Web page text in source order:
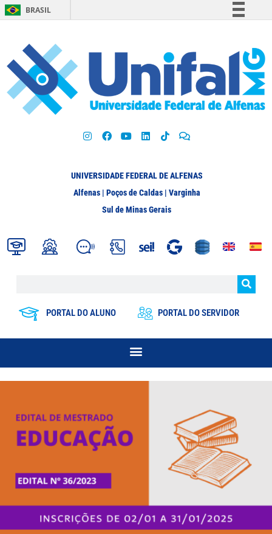
BRASIL
Participe
Acesso à informação
Legislação
UNIVERSIDADE FEDERAL DE ALFENAS
Alfenas | Poços de Caldas | Varginha
Sul de Minas Gerais
PORTAL DO ALUNO PORTAL DO SERVIDOR